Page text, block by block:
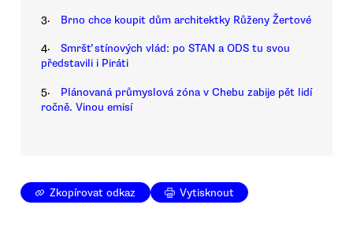
3. Brno chce koupit dům architektky Růženy Žertové
4.
Smršť stínových vlád: po STAN a ODS tu svou
představili i Piráti
5.
Plánovaná průmyslová zóna v Chebu zabije pět lidí
ročně. Vinou emisí
Zkopírovat odkaz Vytisknout